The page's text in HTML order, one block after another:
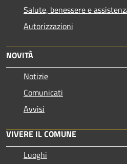
Salute, benessere e
Autorizzazioni
NOVITÀ
Notizie
Comunicati
Avvisi
VIVERE IL COMUNE
Luoghi